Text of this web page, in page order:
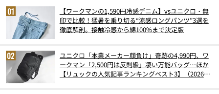
【ワークマンの1,590円冷感デニム】vsユニクロ・無
印で比較！猛暑を乗り切る“涼感ロングパンツ”3選を
徹底解剖。接触冷感から綿100%まで決定版
ユニクロ「本業メーカー顔負け」奇跡の4,990円、ワ
ークマン「2,500円は反則級」凄い万能バッグ…ほか
【リュックの人気記事ランキングベスト3】（2026年